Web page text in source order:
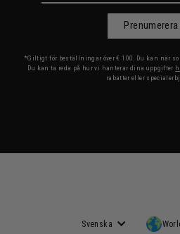
Prenumerera
*Giltigt för beställningar över € 100. Du kan när
Du kan ta reda på hur vi hanterar dina uppgifter
rabatter eller
Svenska
Valuta